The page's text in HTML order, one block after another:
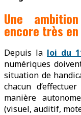
Une
encore très
Depuis la loi du
numériques
situation de
chacun
manière
(visuel, auditif,